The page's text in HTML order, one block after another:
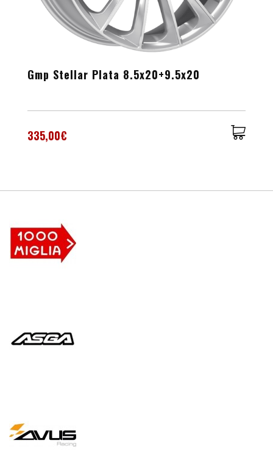
Gmp Stellar Plata 8.5x20+9.5x20
335,00€